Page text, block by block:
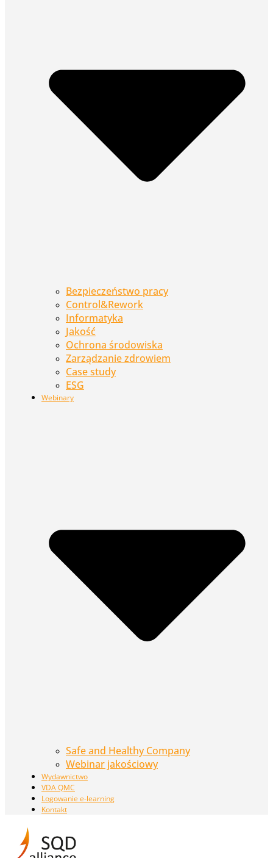
Bezpieczeństwo pracy
Control&Rework
Informatyka
Jakość
Ochrona środowiska
Zarządzanie zdrowiem
Case study
ESG
Webinary
Safe and Healthy Company
Webinar jakościowy
Wydawnictwo
VDA QMC
Logowanie e-learning
Kontakt